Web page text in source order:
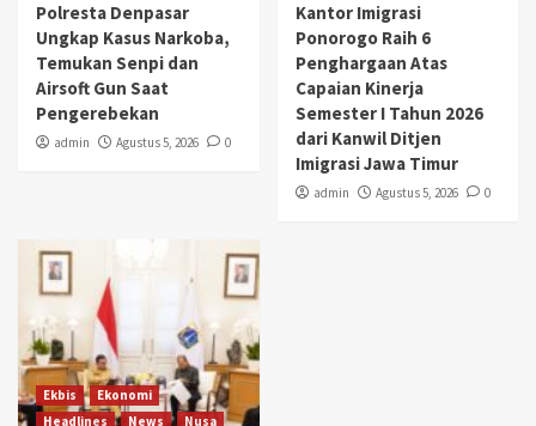
Polresta Denpasar
Ungkap Kasus Narkoba,
Temukan Senpi dan
Airsoft Gun Saat
Pengerebekan
admin Agustus 5, 2026 0
Kantor Imigrasi
Ponorogo Raih 6
Penghargaan Atas
Capaian Kinerja
Semester I Tahun 2026
dari Kanwil Ditjen
Imigrasi Jawa Timur
admin Agustus 5, 2026 0
Ekbis
Ekonomi
Headlines
News Nusa